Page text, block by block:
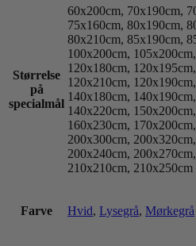
Størrelse
på
specialmål
60x200cm, 70x190cm,
75x160cm, 80x190cm,
80x210cm, 85x190cm,
100x200cm,
120x180cm,
120x210cm,
140x180cm,
140x220cm,
160x230cm,
200x300cm,
200x240cm,
210x210cm, 210x250cm
Farve Hvid, Lysegrå, Mørkegrå